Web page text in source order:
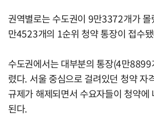
권역별로는 수도권이 9만3372개가
만4523개의 1순위 청약 통장이 접수
수도권에서는 대부분의 통장(4만
렸다. 서울 중심으로 걸려있던 청약 자
규제가 해제되면서 수요자들이 청약에
된다.